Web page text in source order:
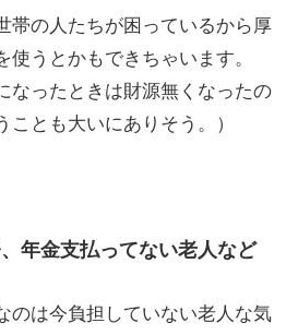
帯の人たちが困っているから厚
うとかもできちゃいます。
なったときは財源無くなったの
ことも大いにありそう。）
年金支払ってない老人など
のは今負担していない老人な気